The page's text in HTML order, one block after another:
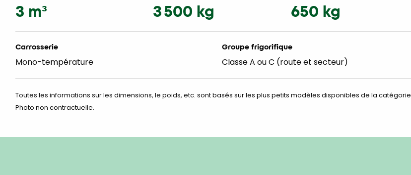
3 m³ 3 500 kg 650 kg
Carrosserie
Mono-température
Groupe frigorifique
Classe A ou C (route et secteur)
Toutes les informations sur les dimensions, le poids, etc. sont basés sur les plus petits modèles disponibles de la
Photo non contractuelle.